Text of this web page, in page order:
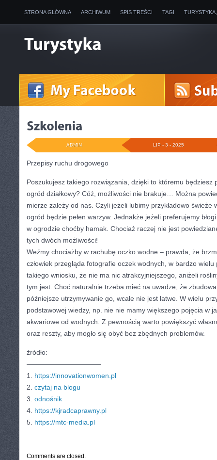
STRONA GŁÓWNA ARCHIWUM SPIS TREŚCI TAGI
LIP - 3 - 2025
ADMIN
Przepisy ruchu drogowego
Poszukujesz takiego rozwiązania, dzięki to któremu będziesz
ogród działkowy? Cóż, możliwości nie brakuje… Można
mierze zależy od nas. Czyli jeżeli lubimy przykładowo świeże
ogród będzie pełen warzyw. Jednakże jeżeli preferujemy
w ogrodzie choćby hamak. Chociaż raczej nie jest
tych dwóch możliwości!
Weźmy chociażby w rachubę oczko wodne – prawda, że
człowiek przegląda fotografie oczek wodnych, w bardzo
takiego wniosku, że nie ma nic atrakcyjniejszego, aniżeli
tym jest. Choć naturalnie trzeba mieć na uwadze, że
późniejsze utrzymywanie go, wcale nie jest łatwe. W wielu
podstawowej wiedzy, np. nie nie mamy większego pojęcia w
akwariowe od wodnych. Z pewnością warto powiększyć
oraz reszty, aby mogło się obyć bez zbędnych problemów.
źródło:
———————————
1. https://innovationwomen.pl
2. czytaj na blogu
3. odnośnik
4. https://kjradcaprawny.pl
5. https://mtc-media.pl
Comments are closed.